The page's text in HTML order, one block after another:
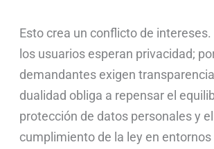
Esto crea un conflicto de intereses.
los usuarios esperan privacidad;
demandantes exigen
dualidad obliga a repensar el
protección de datos personales y el
cumplimiento de la ley en